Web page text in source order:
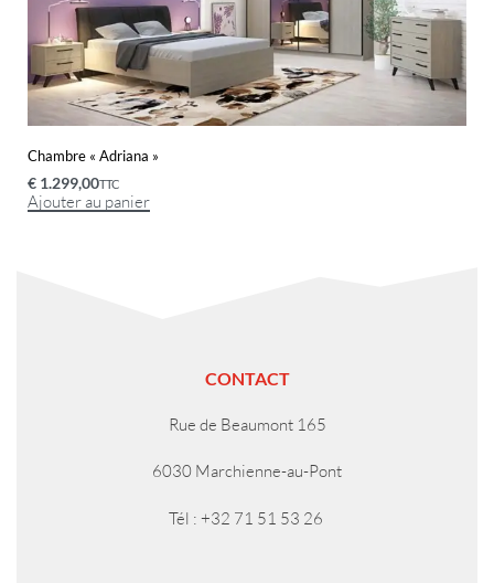
Chambre « Adriana »
€ 1.299,00TTC
Ajouter au panier
CONTACT
Rue de Beaumont 165
6030 Marchienne-au-Pont
Tél : +32 71 51 53 26